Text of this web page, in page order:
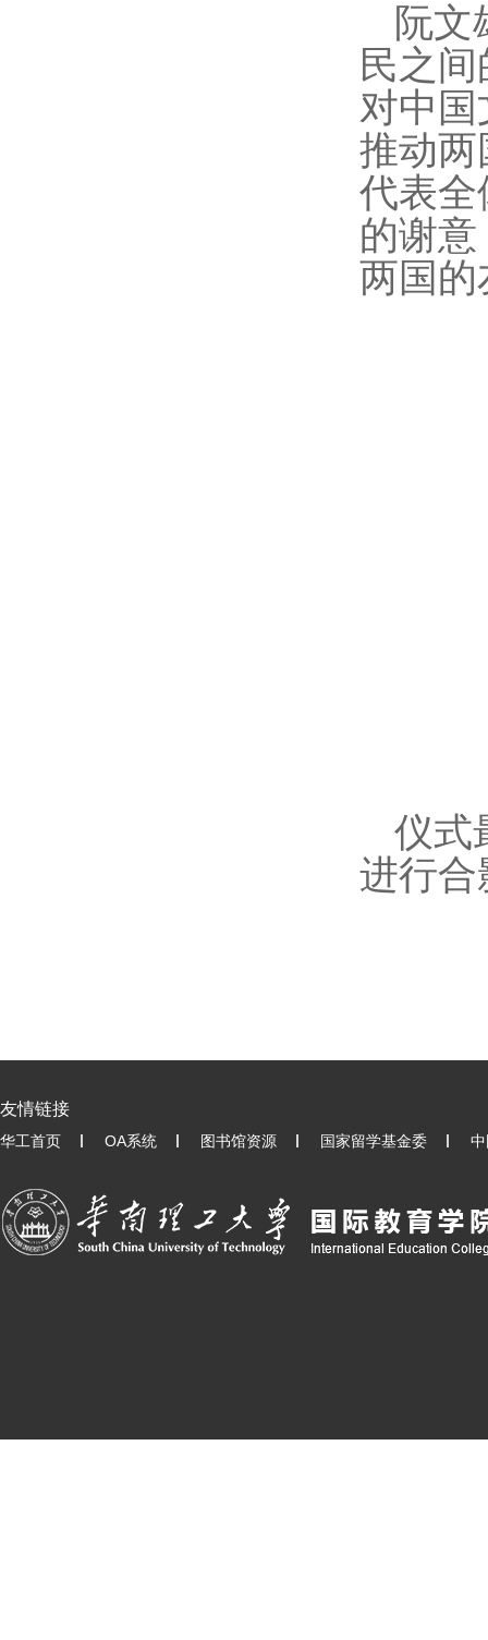
阮
民之
对中
推动两
代表全
的谢
两国的
仪式
进行合
友情链接
华工首页 OA系统 图书馆资源 国家留学基金委